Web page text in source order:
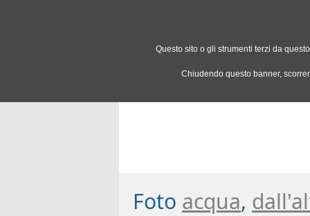
Foto acqua,
Questo sito o gli strumenti terzi da
Chiudendo questo banner,